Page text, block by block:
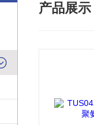
产品展示